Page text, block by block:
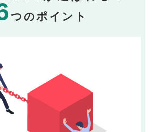
つのポイント